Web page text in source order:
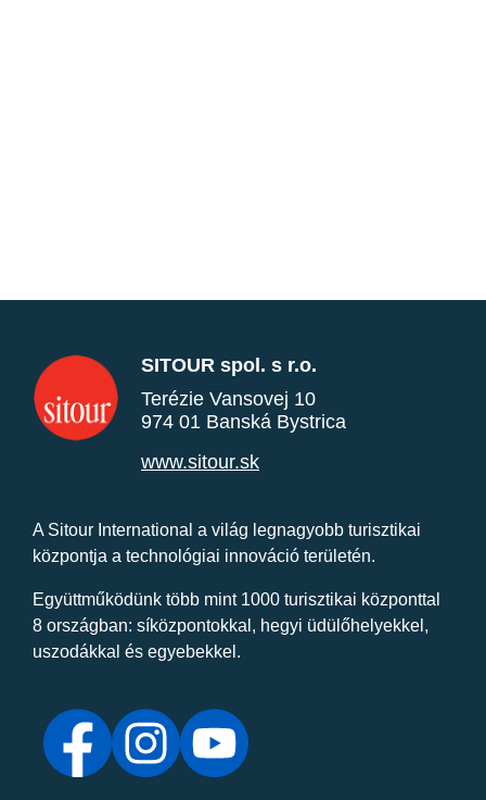
SITOUR spol. s r.o.
Terézie Vansovej 10
974 01 Banská Bystrica
www.sitour.sk
A Sitour International a világ legnagyobb turisztikai
központja a technológiai innováció területén.
Együttműködünk több mint 1000 turisztikai központtal
8 országban: síközpontokkal, hegyi üdülőhelyekkel,
uszodákkal és egyebekkel.